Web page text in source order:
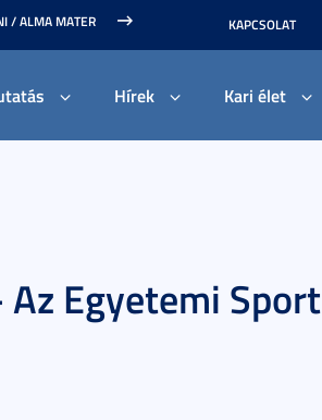
/ ALMA MATER KAPCSOLAT
Hírek Kari élet
Egyetemi Sport